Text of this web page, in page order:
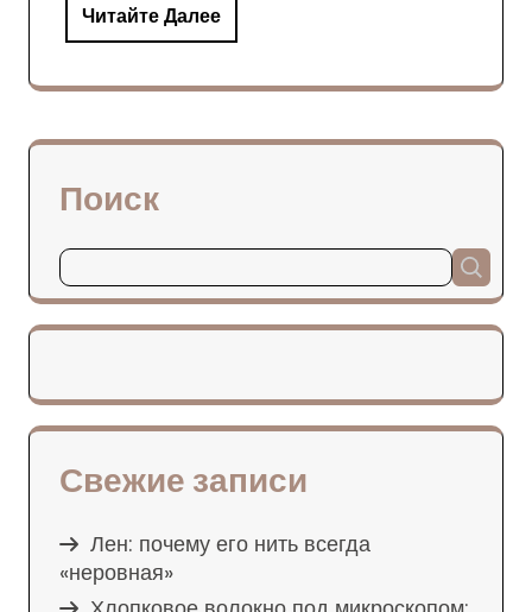
Читайте Далее
Поиск
Свежие записи
Лен: почему его нить всегда
«неровная»